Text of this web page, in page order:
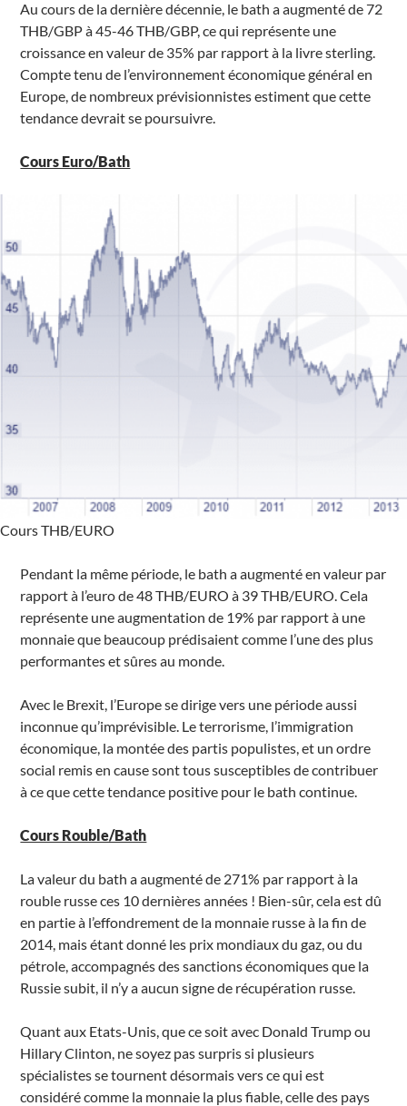
Au cours de la dernière décennie, le bath a augmenté de 72
THB/GBP à 45-46 THB/GBP, ce qui représente une
croissance en valeur de 35% par rapport à la livre sterling.
Compte tenu de l’environnement économique général en
Europe, de nombreux prévisionnistes estiment que cette
tendance devrait se poursuivre.
Cours Euro/Bath
Cours THB/EURO
Pendant la même période, le bath a augmenté en valeur par
rapport à l’euro de 48 THB/EURO à 39 THB/EURO. Cela
représente une augmentation de 19% par rapport à une
monnaie que beaucoup prédisaient comme l’une des plus
performantes et sûres au monde.
Avec le Brexit, l’Europe se dirige vers une période aussi
inconnue qu’imprévisible. Le terrorisme, l’immigration
économique, la montée des partis populistes, et un ordre
social remis en cause sont tous susceptibles de contribuer
à ce que cette tendance positive pour le bath continue.
Cours Rouble/Bath
La valeur du bath a augmenté de 271% par rapport à la
rouble russe ces 10 dernières années ! Bien-sûr, cela est dû
en partie à l’effondrement de la monnaie russe à la fin de
2014, mais étant donné les prix mondiaux du gaz, ou du
pétrole, accompagnés des sanctions économiques que la
Russie subit, il n’y a aucun signe de récupération russe.
Quant aux Etats-Unis, que ce soit avec Donald Trump ou
Hillary Clinton, ne soyez pas surpris si plusieurs
spécialistes se tournent désormais vers ce qui est
considéré comme la monnaie la plus fiable, celle des pays